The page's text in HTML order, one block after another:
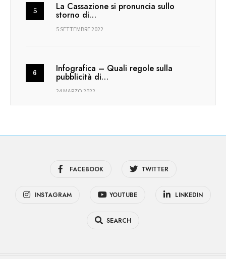
La Cassazione si pronuncia sullo
storno di…
5 SETTEMBRE 2022
Infografica – Quali regole sulla
pubblicità di…
24 MARZO 2022
FACEBOOK TWITTER
INSTAGRAM YOUTUBE LINKEDIN
SEARCH